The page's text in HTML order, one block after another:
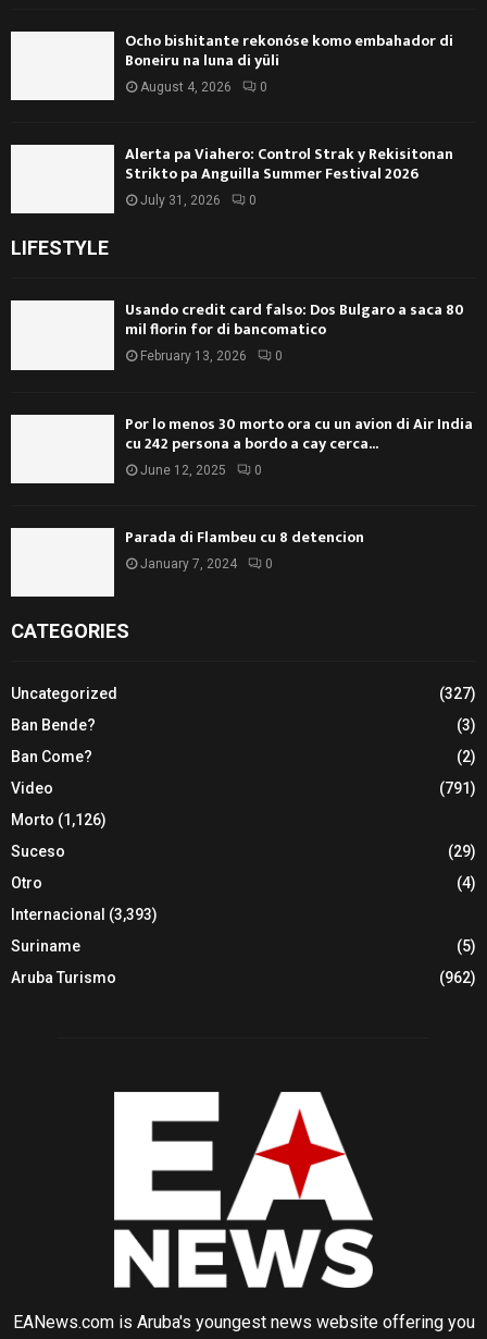
Ocho bishitante rekonóse komo embahador di
Boneiru na luna di yüli
August 4, 2026 0
Alerta pa Viahero: Control Strak y Rekisitonan
Strikto pa Anguilla Summer Festival 2026
July 31, 2026 0
LIFESTYLE
Usando credit card falso: Dos Bulgaro a saca 80
mil florin for di bancomatico
February 13, 2026 0
Por lo menos 30 morto ora cu un avion di Air India
cu 242 persona a bordo a cay cerca...
June 12, 2025 0
Parada di Flambeu cu 8 detencion
January 7, 2024 0
CATEGORIES
Uncategorized
(327)
Ban Bende?
(3)
Ban Come?
(2)
Video
(791)
Morto (1,126)
Suceso
(29)
Otro
(4)
Internacional (3,393)
Suriname
(5)
Aruba Turismo
(962)
EANews.com is Aruba's youngest news website offering you